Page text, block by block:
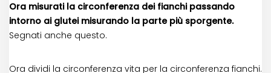
Ora misurati la circonferenza dei fianchi passando
intorno ai glutei misurando la parte più sporgente.
Segnati anche questo.
Ora dividi la circonferenza vita per la circonferenza fianchi.